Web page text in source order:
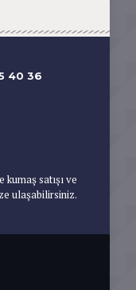
40 36
satışı ve
ulaşabilirsiniz.